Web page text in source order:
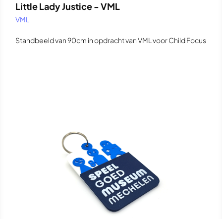
Little Lady Justice - VML
VML
Standbeeld van 90cm in opdracht van VML voor Child Focus